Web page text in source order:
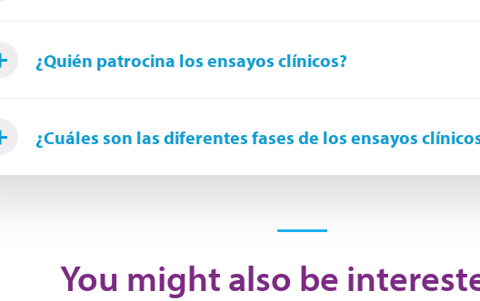
¿Quién patrocina los ensayos clínicos?
¿Cuáles son las diferentes fases de los ensayos
You might also be